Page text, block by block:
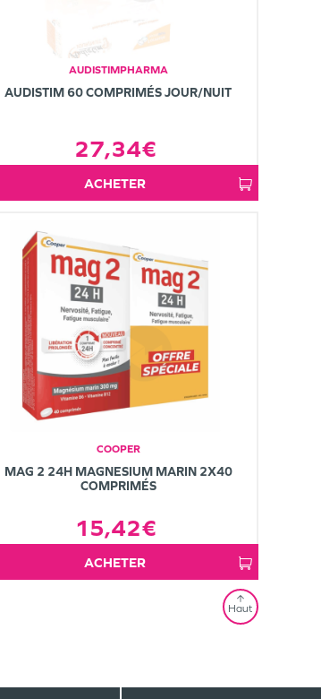
AUDISTIMPHARMA
AUDISTIM 60 COMPRIMÉS JOUR/NUIT
27,34€
ACHETER
COOPER
MAG 2 24H MAGNESIUM MARIN 2X40
COMPRIMÉS
15,42€
ACHETER
Haut